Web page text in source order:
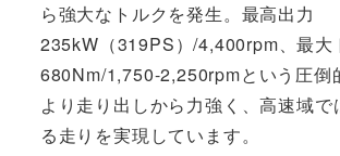
ら強大なトルクを発生。最高出力
235kW（319PS）/4,400rpm、最大
680Nm/1,750-2,250rpmという圧倒
より走り出しから力強く、高速域で
る走りを実現しています。